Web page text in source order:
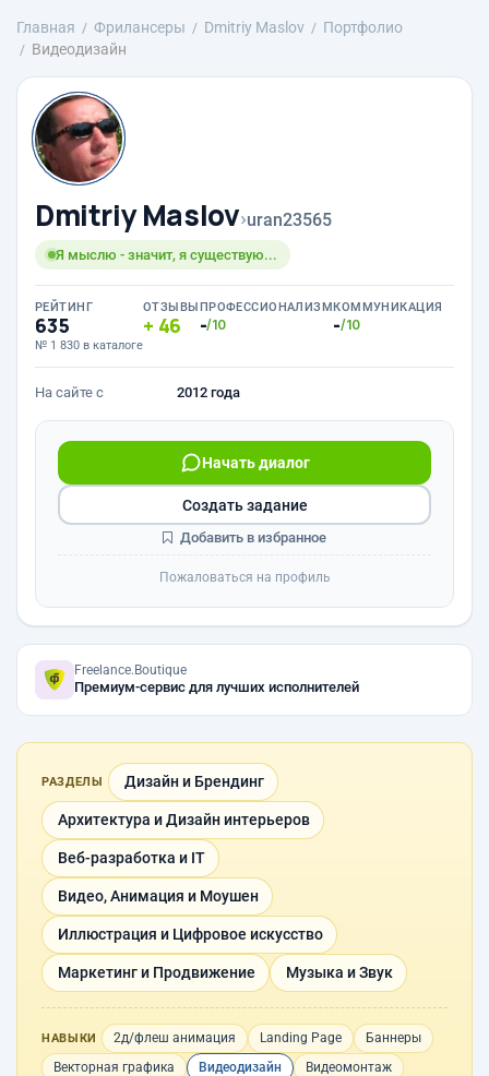
Главная Фрилансеры Dmitriy Maslov
Портфолио
Видеодизайн
Dmitriy Maslov›uran23565
Я мыслю - значит, я существую...
РЕЙТИНГ
635
№ 1 830 в каталоге
ОТЗЫВЫ
46
ПРОФЕССИОНАЛИЗМ
-/10
КОММУНИКАЦИЯ
-/10
На сайте с 2012 года
Начать диалог
Создать задание
Добавить в избранное
Пожаловаться на профиль
Freelance.Boutique
Премиум-сервис для лучших исполнителей
РАЗДЕЛЫ Дизайн и Брендинг
Архитектура и Дизайн интерьеров
Веб-разработка и IT
Видео, Анимация и Моушен
Иллюстрация и Цифровое искусство
Маркетинг и Продвижение Музыка и Звук
НАВЫКИ 2д/флеш анимация Landing Page
Баннеры
Векторная графика
Видеодизайн
Видеомонтаж